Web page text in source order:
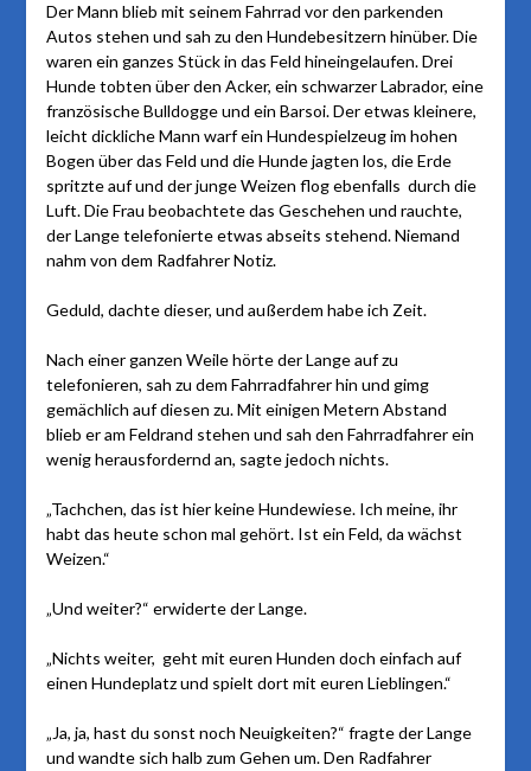
Der Mann blieb mit seinem Fahrrad vor den parkenden
Autos stehen und sah zu den Hundebesitzern hinüber. Die
waren ein ganzes Stück in das Feld hineingelaufen. Drei
Hunde tobten über den Acker, ein schwarzer Labrador, eine
französische Bulldogge und ein Barsoi. Der etwas kleinere,
leicht dickliche Mann warf ein Hundespielzeug im hohen
Bogen über das Feld und die Hunde jagten los, die Erde
spritzte auf und der junge Weizen flog ebenfalls durch die
Luft. Die Frau beobachtete das Geschehen und rauchte,
der Lange telefonierte etwas abseits stehend. Niemand
nahm von dem Radfahrer Notiz.
Geduld, dachte dieser, und außerdem habe ich Zeit.
Nach einer ganzen Weile hörte der Lange auf zu
telefonieren, sah zu dem Fahrradfahrer hin und gimg
gemächlich auf diesen zu. Mit einigen Metern Abstand
blieb er am Feldrand stehen und sah den Fahrradfahrer ein
wenig herausfordernd an, sagte jedoch nichts.
„Tachchen, das ist hier keine Hundewiese. Ich meine, ihr
habt das heute schon mal gehört. Ist ein Feld, da wächst
Weizen.“
„Und weiter?“ erwiderte der Lange.
„Nichts weiter, geht mit euren Hunden doch einfach auf
einen Hundeplatz und spielt dort mit euren Lieblingen.“
„Ja, ja, hast du sonst noch Neuigkeiten?“ fragte der Lange
und wandte sich halb zum Gehen um. Den Radfahrer